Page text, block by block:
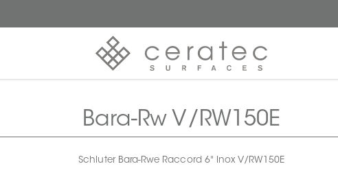
Bara-Rw V/RW150E
Schluter Bara-Rwe Raccord 6" Inox V/RW150E